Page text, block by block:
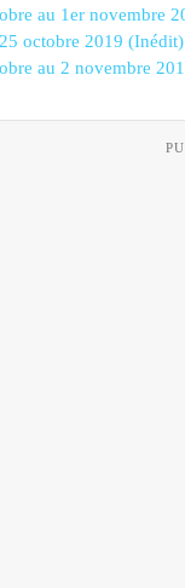
au 1er novembre
octobre 2019 (Inédit)
au 2 novembre